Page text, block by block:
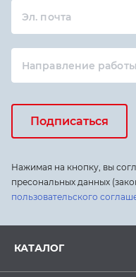
Эл. почта
Направление работы
Подписаться
Нажимая на кнопку, вы
пресональных данных
пользовательского
КАТАЛОГ